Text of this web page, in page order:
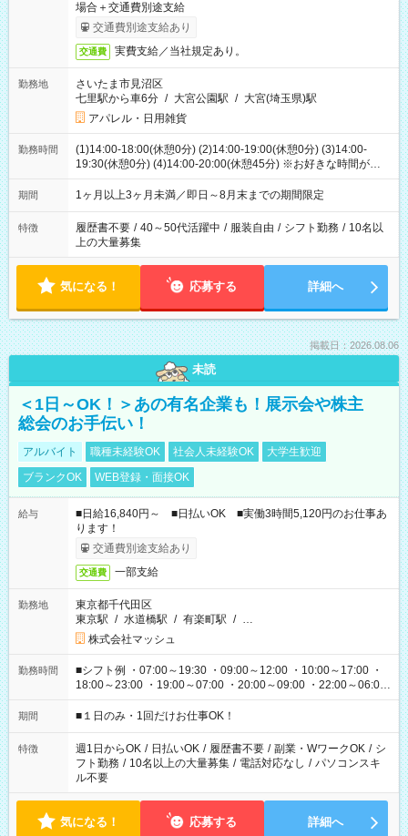
場合＋交通費別途支給
交通費別途支給あり
交通費 実費支給／当社規定あり。
勤務地
さいたま市見沼区
七里駅から車6分 / 大宮公園駅 / 大宮(埼玉県)駅
アパレル・日用雑貨
勤務時間
(1)14:00-18:00(休憩0分) (2)14:00-19:00(休憩0分) (3)14:00-
19:30(休憩0分) (4)14:00-20:00(休憩45分) ※お好きな時間が選べ
ます
期間 1ヶ月以上3ヶ月未満／即日～8月末までの期間限定
特徴 履歴書不要 / 40～50代活躍中 / 服装自由 / シフト勤務 / 10名以
上の大量募集
気になる！ 応募する 詳細へ
掲載日：2026.08.06
未読
＜1日～OK！＞あの有名企業も！展示会や株主
総会のお手伝い！
アルバイト 職種未経験OK 社会人未経験OK
大学生歓迎
ブランクOK
WEB登録・面接OK
給与
■日給16,840円～ ■日払いOK ■実働3時間5,120円のお仕事あ
ります！
交通費別途支給あり
交通費 一部支給
勤務地
東京都千代田区
東京駅 / 水道橋駅 / 有楽町駅 / …
株式会社マッシュ
勤務時間
■シフト例 ・07:00～19:30 ・09:00～12:00 ・10:00～17:00 ・
18:00～23:00 ・19:00～07:00 ・20:00～09:00 ・22:00～06:00
etc ★最短で3時間で5,120円のお仕事から 15時間で2万円近く稼
げるお仕事も！ ご希望のお時間に合わせてご紹介！ ※シフトは
ください！
期間 ■１日のみ・1回だけお仕事OK！
特徴 週1日からOK / 日払いOK / 履歴書不要 / 副業・WワークOK / シ
フト勤務 / 10名以上の大量募集 / 電話対応なし / パソコンスキ
ル不要
気になる！ 応募する 詳細へ